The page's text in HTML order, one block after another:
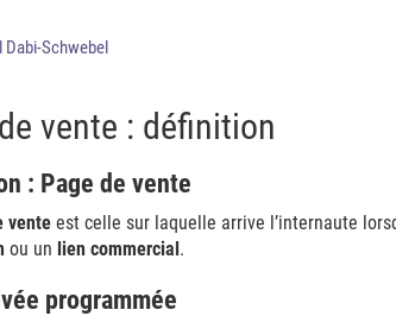
Dabi-Schwebel
vente : définition
: Page de vente
vente est celle sur laquelle arrive l’internaute
ou un lien commercial.
programmée